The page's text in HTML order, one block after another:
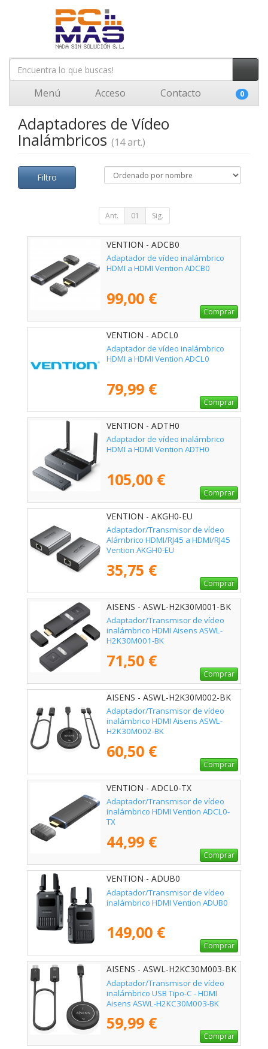
Menú Acceso Contacto 0
Adaptadores de Vídeo
Inalámbricos (14 art.)
Filtro
Ant. 01 Sig.
VENTION - ADCB0
Adaptador de vídeo inalámbrico
HDMI a HDMI Vention ADCB0
99,00 €
Comprar
VENTION - ADCL0
Adaptador de vídeo inalámbrico
HDMI a HDMI Vention ADCL0
79,99 €
Comprar
VENTION - ADTH0
Adaptador de vídeo inalámbrico
HDMI a HDMI Vention ADTH0
105,00 €
Comprar
VENTION - AKGH0-EU
Adaptador/Transmisor de vídeo
Alámbrico HDMI/RJ45 a HDMI/RJ45
Vention AKGH0-EU
35,75 €
Comprar
AISENS - ASWL-H2K30M001-BK
Adaptador/Transmisor de vídeo
inalámbrico HDMI Aisens ASWL-
H2K30M001-BK
71,50 €
Comprar
AISENS - ASWL-H2K30M002-BK
Adaptador/Transmisor de vídeo
inalámbrico HDMI Aisens ASWL-
H2K30M002-BK
60,50 €
Comprar
VENTION - ADCL0-TX
Adaptador/Transmisor de vídeo
inalámbrico HDMI Vention ADCL0-
TX
44,99 €
Comprar
VENTION - ADUB0
Adaptador/Transmisor de vídeo
inalámbrico HDMI Vention ADUB0
149,00 €
Comprar
AISENS - ASWL-H2KC30M003-BK
Adaptador/Transmisor de vídeo
inalámbrico USB Tipo-C - HDMI
Aisens ASWL-H2KC30M003-BK
59,99 €
Comprar